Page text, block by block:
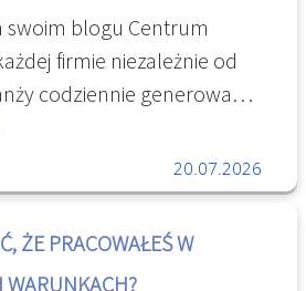
Rady Ministrów z
r. w sprawie instrukcji
rzeczowych
instrukcji w sprawie
działania archiwów
[...] " Archiwum
Zarządzania
swoim blogu Centrum
firmie niezależnie od
codziennie generowane
Ich odpowiednie
i zabezpieczenie nie tylko
firmą, ale także jest
z przepisów
archiwizacja może
20.07.2026
ŻE PRACOWAŁEŚ W
WARUNKACH?